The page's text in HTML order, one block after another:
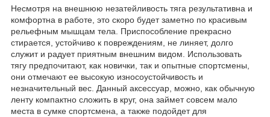
Несмотря на внешнюю незатейливость тяга результативна и
комфортна в работе, это скоро будет заметно по красивым
рельефным мышцам тела. Приспособление прекрасно
стирается, устойчиво к повреждениям, не линяет, долго
служит и радует приятным внешним видом. Использовать
тягу предпочитают, как новички, так и опытные спортсмены,
они отмечают ее высокую износоустойчивость и
незначительный вес. Данный аксессуар, можно, как обычную
ленту компактно сложить в круг, она займет совсем мало
места в сумке спортсмена, а также подойдет для